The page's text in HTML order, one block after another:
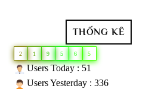
THỐNG KÊ
2 1 9 5 6 5
Users Today : 51
Users Yesterday : 336